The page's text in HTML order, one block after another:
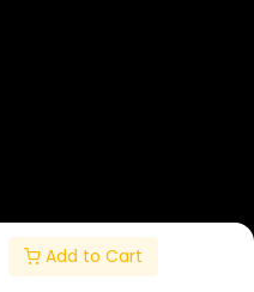
Add to Cart